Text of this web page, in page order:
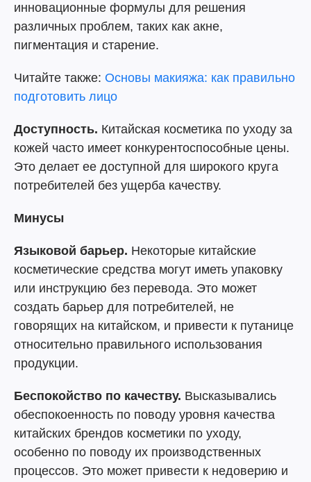
инновационные формулы для решения
различных проблем, таких как акне,
пигментация и старение.
Читайте также: Основы макияжа: как правильно
подготовить лицо
Доступность. Китайская косметика по уходу за
кожей часто имеет конкурентоспособные цены.
Это делает ее доступной для широкого круга
потребителей без ущерба качеству.
Минусы
Языковой барьер. Некоторые китайские
косметические средства могут иметь упаковку
или инструкцию без перевода. Это может
создать барьер для потребителей, не
говорящих на китайском, и привести к путанице
относительно правильного использования
продукции.
Беспокойство по качеству. Высказывались
обеспокоенность по поводу уровня качества
китайских брендов косметики по уходу,
особенно по поводу их производственных
процессов. Это может привести к недоверию и